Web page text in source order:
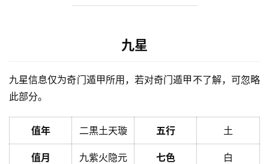
九星
九星信息仅为奇门遁甲所用，若对奇门遁甲不了解，可忽略
此部分。
值年 二黒土天璇 五行 土
值月 九紫火隐元 七色 白